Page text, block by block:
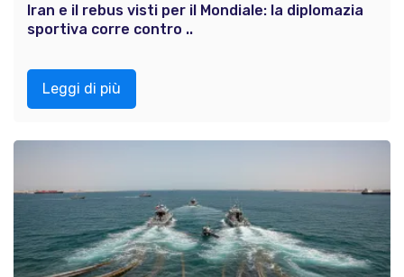
Iran e il rebus visti per il Mondiale: la diplomazia
sportiva corre contro ..
Leggi di più